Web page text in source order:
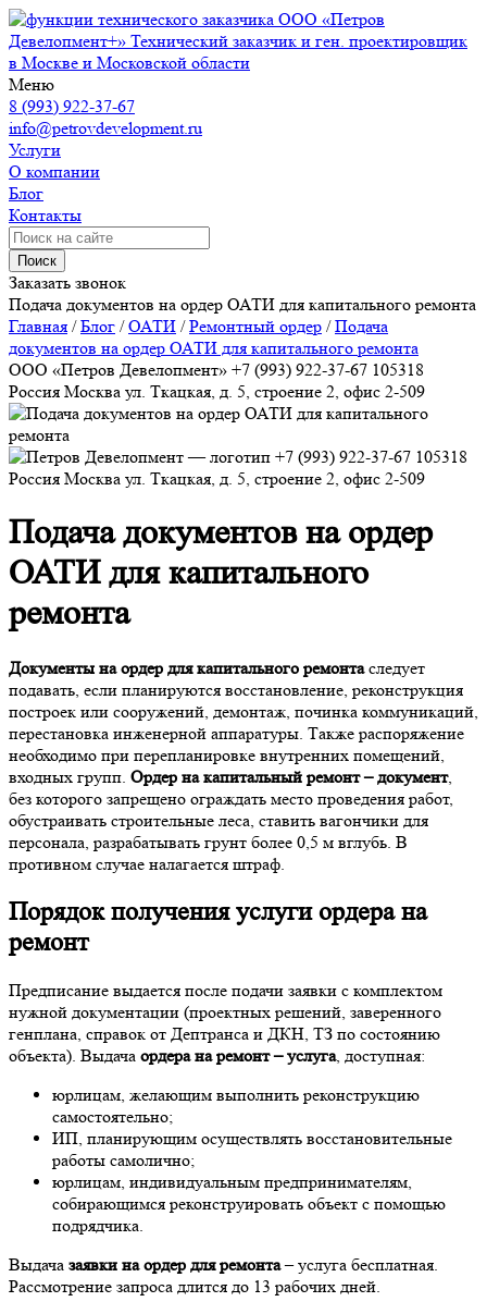
ООО «Петров
Девелопмент+» Технический заказчик и ген. проектировщик
в Москве и Московской области
Меню
8 (993) 922-37-67
info@petrovdevelopment.ru
Услуги
О компании
Блог
Контакты
Поиск
Заказать звонок
Подача документов на ордер ОАТИ для капитального ремонта
Главная /Блог /ОАТИ /Ремонтный ордер /Подача
документов на ордер ОАТИ для капитального ремонта
ООО «Петров Девелопмент» +7 (993) 922-37-67 105318
Россия Москва ул. Ткацкая, д. 5, строение 2, офис 2-509
+7 (993) 922-37-67 105318
Россия Москва ул. Ткацкая, д. 5, строение 2, офис 2-509
Подача документов на ордер
ОАТИ для капитального
ремонта
Документы на ордер для капитального ремонтаследует
подавать, если планируются восстановление, реконструкция
построек или сооружений, демонтаж, починка коммуникаций,
перестановка инженерной аппаратуры. Также распоряжение
необходимо при перепланировке внутренних помещений,
входных групп. Ордер на капитальный ремонт – документ,
без которого запрещено ограждать место проведения работ,
обустраивать строительные леса, ставить вагончики для
персонала, разрабатывать грунт более 0,5 м вглубь. В
противном случае налагается штраф.
Порядок получения услуги ордера на
ремонт
Предписание выдается после подачи заявки с комплектом
нужной документации (проектных решений, заверенного
генплана, справок от Дептранса и ДКН, ТЗ по состоянию
объекта). Выдача ордера на ремонт – услуга, доступная:
юрлицам, желающим выполнить реконструкцию
самостоятельно;
ИП, планирующим осуществлять восстановительные
работы самолично;
юрлицам, индивидуальным предпринимателям,
собирающимся реконструировать объект с помощью
подрядчика.
Выдача заявки на ордер для ремонта– услуга бесплатная.
Рассмотрение запроса длится до 13 рабочих дней.